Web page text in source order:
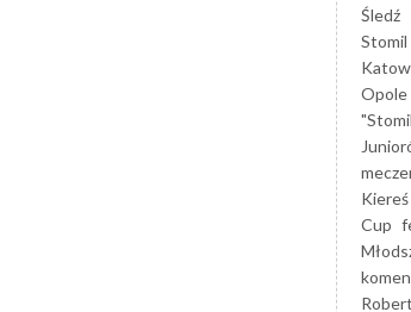
Śledź
Stomil
Opole
Kiereś
Cup